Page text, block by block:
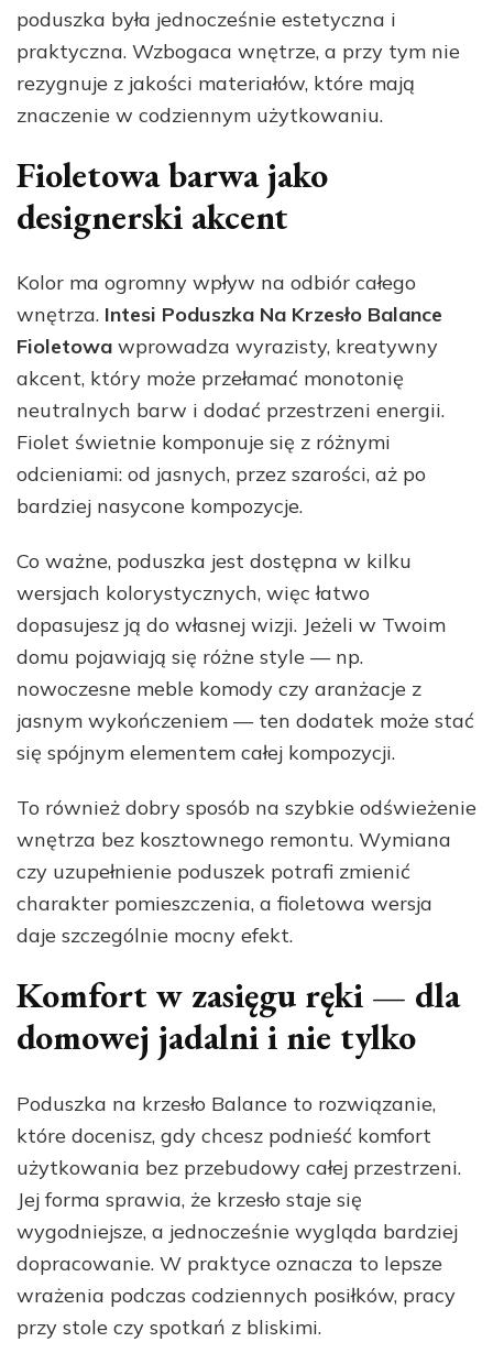
poduszka była jednocześnie estetyczna i
praktyczna. Wzbogaca wnętrze, a przy tym nie
rezygnuje z jakości materiałów, które mają
znaczenie w codziennym użytkowaniu.
Fioletowa barwa jako
designerski akcent
Kolor ma ogromny wpływ na odbiór całego
wnętrza. Intesi Poduszka Na Krzesło Balance
Fioletowa wprowadza wyrazisty, kreatywny
akcent, który może przełamać monotonię
neutralnych barw i dodać przestrzeni energii.
Fiolet świetnie komponuje się z różnymi
odcieniami: od jasnych, przez szarości, aż po
bardziej nasycone kompozycje.
Co ważne, poduszka jest dostępna w kilku
wersjach kolorystycznych, więc łatwo
dopasujesz ją do własnej wizji. Jeżeli w Twoim
domu pojawiają się różne style — np.
nowoczesne meble komody czy aranżacje z
jasnym wykończeniem — ten dodatek może stać
się spójnym elementem całej kompozycji.
To również dobry sposób na szybkie odświeżenie
wnętrza bez kosztownego remontu. Wymiana
czy uzupełnienie poduszek potrafi zmienić
charakter pomieszczenia, a fioletowa wersja
daje szczególnie mocny efekt.
Komfort w zasięgu ręki — dla
domowej jadalni i nie tylko
Poduszka na krzesło Balance to rozwiązanie,
które docenisz, gdy chcesz podnieść komfort
użytkowania bez przebudowy całej przestrzeni.
Jej forma sprawia, że krzesło staje się
wygodniejsze, a jednocześnie wygląda bardziej
dopracowanie. W praktyce oznacza to lepsze
wrażenia podczas codziennych posiłków, pracy
przy stole czy spotkań z bliskimi.